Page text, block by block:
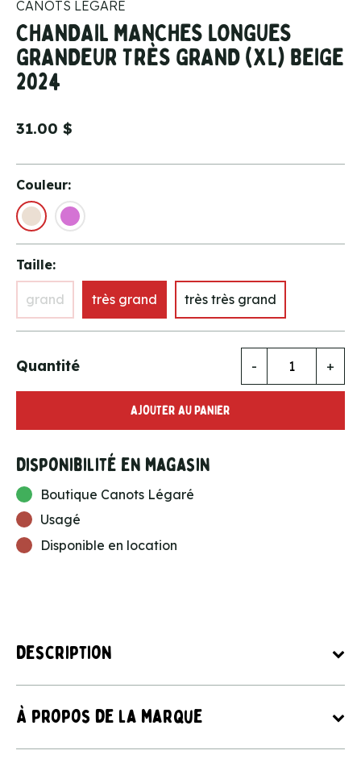
Description
À propos de la marque
CANOTS LÉGARÉ
CHANDAIL MANCHES LONGUES
GRANDEUR TRÈS GRAND (XL) BEIGE
2024
31.00 $
Couleur:
Taille:
grand très grand très très grand
Quantité - +
AJOUTER AU PANIER
Disponibilité en magasin
Boutique Canots Légaré
Usagé
Disponible en location